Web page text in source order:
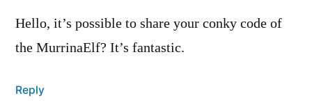
Hello, it’s possible to share your conky code of
the MurrinaElf? It’s fantastic.
Reply